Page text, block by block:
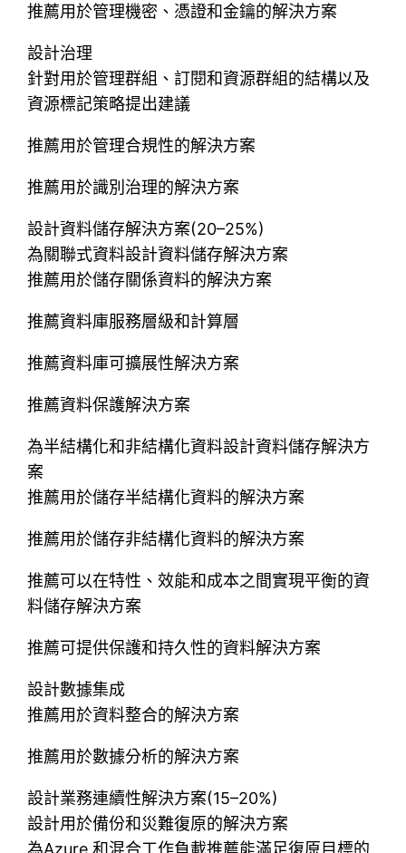
推薦用於管理機密、憑證和金鑰的解決方案
設計治理
針對用於管理群組、訂閱和資源群組的結構以及
資源標記策略提出建議
推薦用於管理合規性的解決方案
推薦用於識別治理的解決方案
設計資料儲存解決方案(20–25%)
為關聯式資料設計資料儲存解決方案
推薦用於儲存關係資料的解決方案
推薦資料庫服務層級和計算層
推薦資料庫可擴展性解決方案
推薦資料保護解決方案
為半結構化和非結構化資料設計資料儲存解決方
案
推薦用於儲存半結構化資料的解決方案
推薦用於儲存非結構化資料的解決方案
推薦可以在特性、效能和成本之間實現平衡的資
料儲存解決方案
推薦可提供保護和持久性的資料解決方案
設計數據集成
推薦用於資料整合的解決方案
推薦用於數據分析的解決方案
設計業務連續性解決方案(15–20%)
設計用於備份和災難復原的解決方案
為Azure 和混合工作負載推薦能滿足復原目標的